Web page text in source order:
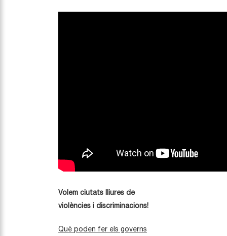
Volem ciutats lliures de
violències i discriminacions!
Què poden fer els governs